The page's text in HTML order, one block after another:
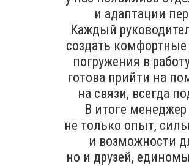
и адаптации
Каждый
создать
погружения в
готова прийти на
на связи, всегда
В итоге
не только опыт,
и возможности
но и друзей,